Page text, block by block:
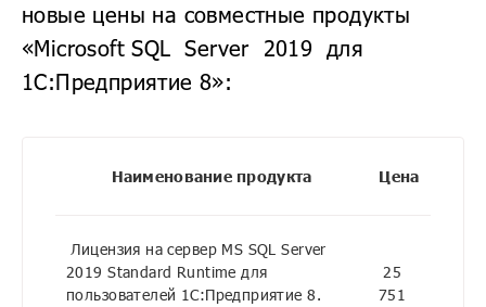
новые цены на совместные продукты
«Microsoft SQL Server 2019 для
1С:Предприятие 8»:
Наименование продукта Цена
Лицензия на сервер MS SQL Server
2019 Standard Runtime для
пользователей 1С:Предприятие 8.
25
751